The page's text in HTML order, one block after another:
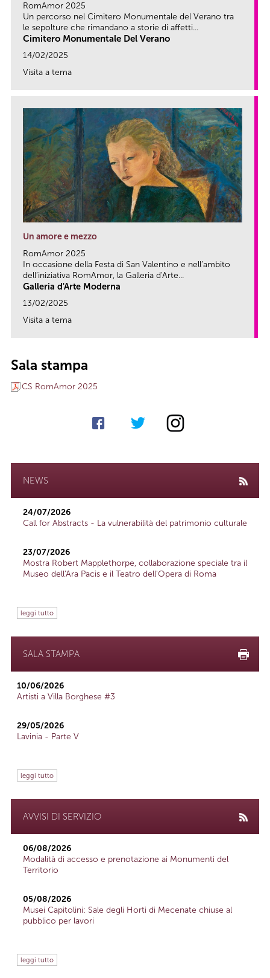
RomAmor 2025
Un percorso nel Cimitero Monumentale del Verano tra
le sepolture che rimandano a storie di affetti...
Cimitero Monumentale Del Verano
14/02/2025
Visita a tema
Un amore e mezzo
RomAmor 2025
In occasione della Festa di San Valentino e nell’ambito
dell’iniziativa RomAmor, la Galleria d'Arte...
Galleria d'Arte Moderna
13/02/2025
Visita a tema
Sala stampa
CS RomAmor 2025
NEWS
24/07/2026
Call for Abstracts - La vulnerabilità del patrimonio culturale
23/07/2026
Mostra Robert Mapplethorpe, collaborazione speciale tra il
Museo dell'Ara Pacis e il Teatro dell'Opera di Roma
leggi tutto
SALA STAMPA
10/06/2026
Artisti a Villa Borghese #3
29/05/2026
Lavinia - Parte V
leggi tutto
AVVISI DI SERVIZIO
06/08/2026
Modalità di accesso e prenotazione ai Monumenti del
Territorio
05/08/2026
Musei Capitolini: Sale degli Horti di Mecenate chiuse al
pubblico per lavori
leggi tutto